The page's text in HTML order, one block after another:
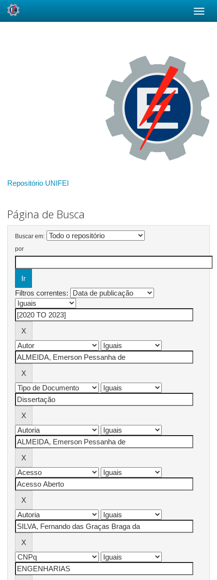
Repositório UNIFEI
Página de Busca
Buscar em:
por
Filtros correntes: